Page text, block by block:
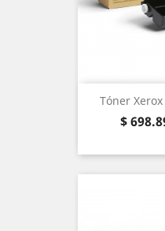
Tóner
Precio
$